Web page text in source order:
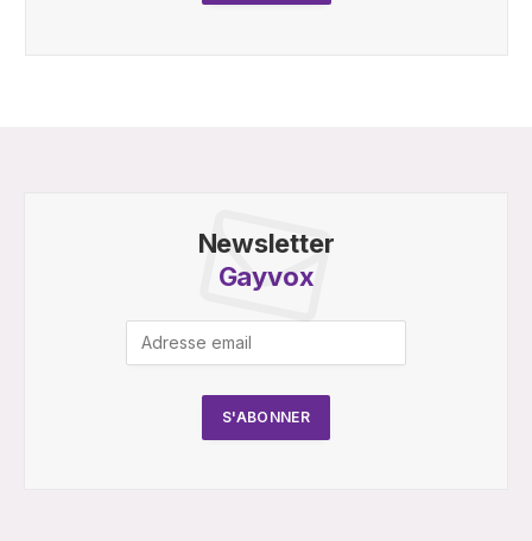
Newsletter
Gayvox